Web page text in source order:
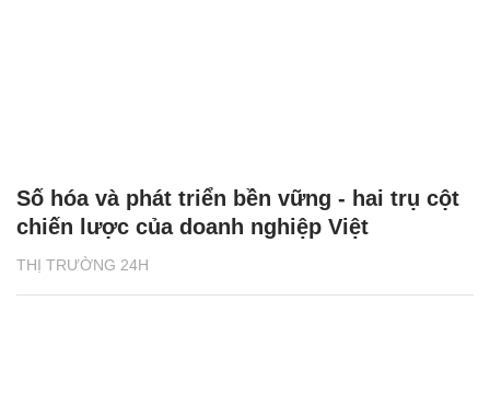
THỊ TRƯỜNG 24H
Số hóa và phát triển bền vững - hai trụ cột
chiến lược của doanh nghiệp Việt